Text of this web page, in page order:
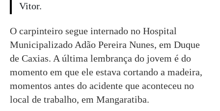
Vitor.
O carpinteiro segue internado no Hospital
Municipalizado Adão Pereira Nunes, em Duque
de Caxias. A última lembrança do jovem é do
momento em que ele estava cortando a madeira,
momentos antes do acidente que aconteceu no
local de trabalho, em Mangaratiba.